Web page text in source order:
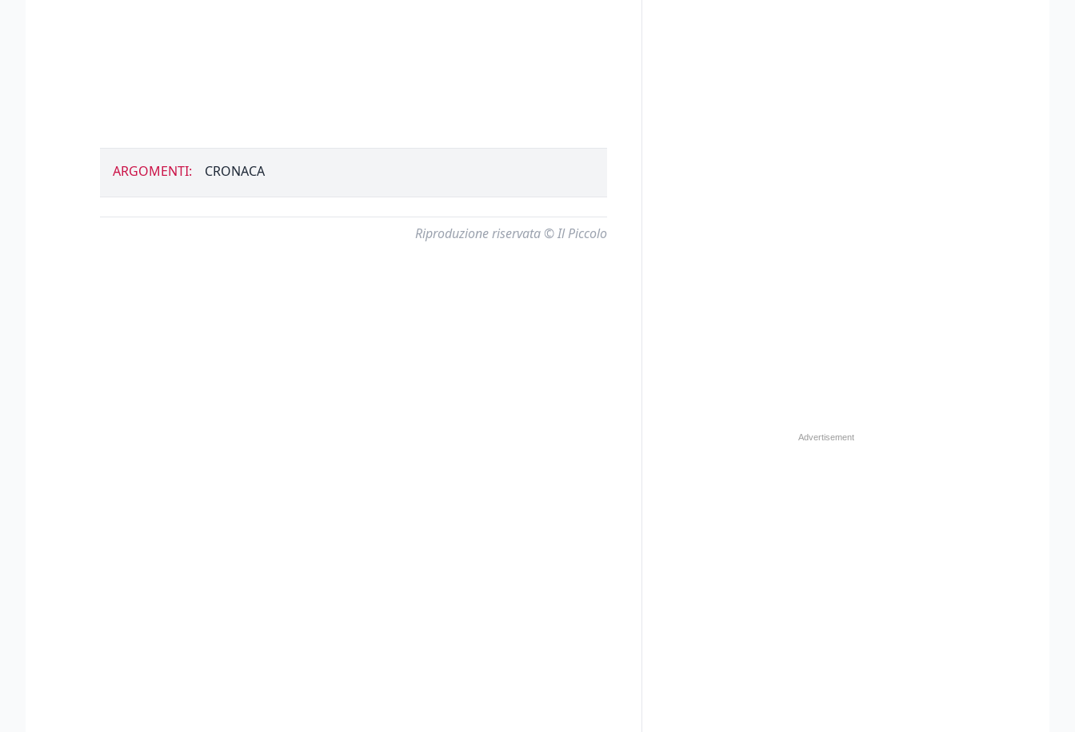
ARGOMENTI: CRONACA
Riproduzione riservata © Il Piccolo